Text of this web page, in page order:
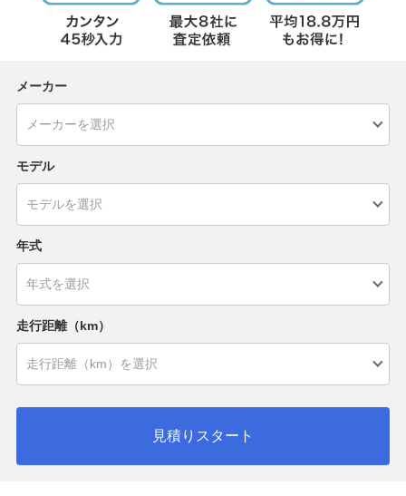
メーカー
モデル
年式
走行距離（km）
見積りスタート